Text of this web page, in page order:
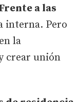
a las
interna. Pero
la
crear unión